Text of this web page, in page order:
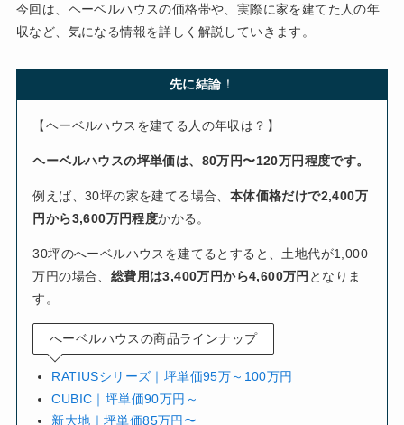
今回は、ヘーベルハウスの価格帯や、実際に家を建てた人の年
収など、気になる情報を詳しく解説していきます。
先に結論 ！
【ヘーベルハウスを建てる人の年収は？】
ヘーベルハウスの坪単価は、80万円〜120万円程度です。
例えば、30坪の家を建てる場合、 本体価格だけで2,400万
円から3,600万円程度かかる。
30坪のへーベルハウスを建てるとすると、土地代が1,000
万円の場合、 総費用は3,400万円から4,600万円 となりま
す。
へーベルハウスの商品ラインナップ
RATIUSシリーズ｜坪単価95万～100万円
CUBIC｜坪単価90万円～
新大地｜坪単価85万円〜